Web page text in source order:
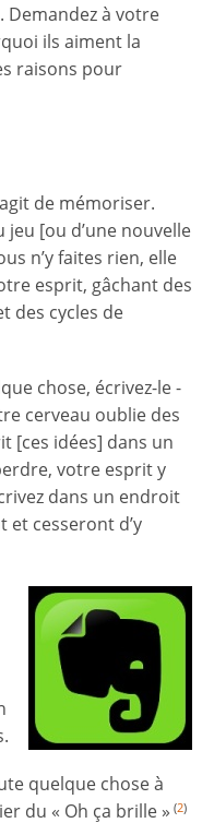
Demandez à votre
ils aiment la
raisons pour
de mémoriser.
jeu [ou d’une nouvelle
n’y faites rien, elle
esprit, gâchant des
des cycles de
chose, écrivez-le -
cerveau oublie des
[ces idées] dans un
votre esprit y
dans un endroit
et cesseront d’y
quelque chose à
du « Oh ça brille » (2)